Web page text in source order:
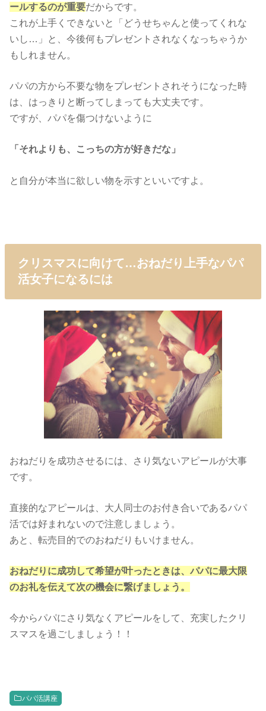
ールするのが重要だからです。
これが上手くできないと「どうせちゃんと使ってくれな
いし…」と、今後何もプレゼントされなくなっちゃうか
もしれません。
パパの方から不要な物をプレゼントされそうになった時
は、はっきりと断ってしまっても大丈夫です。
ですが、パパを傷つけないように
「それよりも、こっちの方が好きだな」
と自分が本当に欲しい物を示すといいですよ。
クリスマスに向けて…おねだり上手なパパ
活女子になるには
おねだりを成功させるには、さり気ないアピールが大事
です。
直接的なアピールは、大人同士のお付き合いであるパパ
活では好まれないので注意しましょう。
あと、転売目的でのおねだりもいけません。
おねだりに成功して希望が叶ったときは、パパに最大限
のお礼を伝えて次の機会に繋げましょう。
今からパパにさり気なくアピールをして、充実したクリ
スマスを過ごしましょう！！
パパ活講座